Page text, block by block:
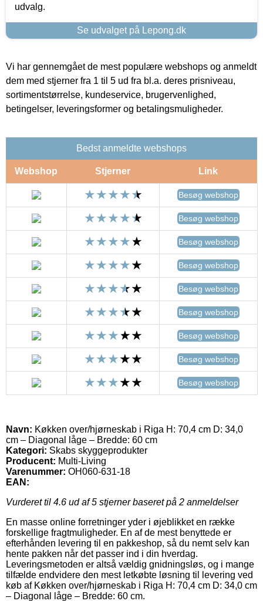
udvalg.
Se udvalget på Lepong.dk
Vi har gennemgået de mest populære webshops og anmeldt
dem med stjerner fra 1 til 5 ud fra bl.a. deres prisniveau,
sortimentstørrelse, kundeservice, brugervenlighed,
betingelser, leveringsformer og betalingsmuligheder.
Bedst anmeldte webshops
Webshop Stjerner Link
Besøg webshop
Besøg webshop
Besøg webshop
Besøg webshop
Besøg webshop
Besøg webshop
Besøg webshop
Besøg webshop
Besøg webshop
Navn: Køkken over/hjørneskab i Riga H: 70,4 cm D: 34,0
cm – Diagonal låge – Bredde: 60 cm
Kategori: Skabs skyggeprodukter
Producent: Multi-Living
Varenummer: OH060-631-18
EAN:
Vurderet til 4.6 ud af 5 stjerner baseret på 2 anmeldelser
En masse online forretninger yder i øjeblikket en række
forskellige fragtmuligheder. En af de mest benyttede er
efterhånden levering til en pakkeshop, så du nemt selv kan
hente pakken når det passer ind i din hverdag.
Leveringsmetoden er altså vældig gnidningsløs, og i mange
tilfælde endvidere den mest letkøbte løsning til levering ved
køb af Køkken over/hjørneskab i Riga H: 70,4 cm D: 34,0 cm
– Diagonal låge – Bredde: 60 cm.